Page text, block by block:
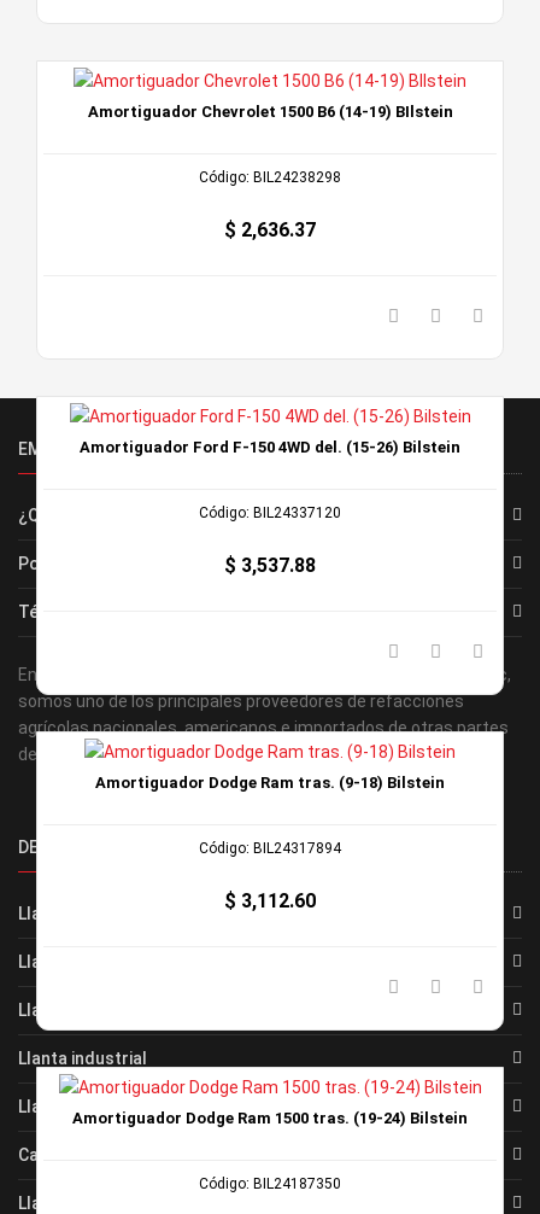
Amortiguador Chevrolet 1500 B6 (14-19) BIlstein
Código: BIL24238298
$ 2,636.37
Amortiguador Ford F-150 4WD del. (15-26) Bilstein
Código: BIL24337120
$ 3,537.88
Amortiguador Dodge Ram tras. (9-18) Bilstein
Código: BIL24317894
$ 3,112.60
Amortiguador Dodge Ram 1500 tras. (19-24) Bilstein
Código: BIL24187350
EMPRESA
¿Quiénes Somos?
Política de Privacidad
Términos y Condiciones
En el corazon de la importante region agrícolas de Cuauhtemoc,
somos uno de los principales proveedores de refacciones
agrícolas nacionales, americanos e importados de otras partes
del mundo!
DEPARTAMENTOS
Llanta camion
Llanta automotriz
Llanta agricola
Llanta industrial
Llanta bicicleta
Camaras
Llanta moto